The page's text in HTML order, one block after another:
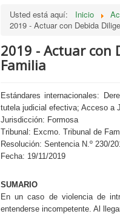
Usted está aquí: Inicio
2019 - Actuar con Debida
2019 - Actuar con
Familia
Estándares internacionales:
tutela judicial efectiva; Acceso a
Jurisdicción: Formosa
Tribunal: Excmo. Tribunal de
Resolución: Sentencia N.º 230/
Fecha: 19/11/2019
SUMARIO
En un caso de violencia de
entenderse incompetente. Al